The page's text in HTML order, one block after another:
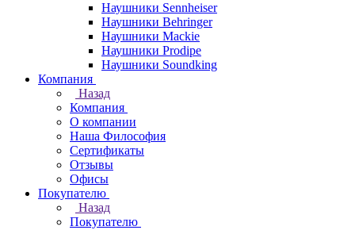
Наушники Sennheiser
Наушники Behringer
Наушники Mackie
Наушники Prodipe
Наушники Soundking
Компания
Назад
Компания
О компании
Наша Философия
Сертификаты
Отзывы
Офисы
Покупателю
Назад
Покупателю